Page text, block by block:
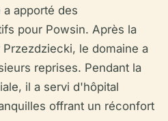
apporté des
pour Powsin. Après la
le domaine a
reprises. Pendant la
il a servi d'hôpital
offrant un réconfort